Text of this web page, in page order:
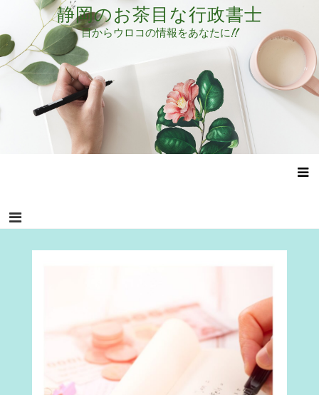
テ
ン
ツ
キ
静岡のお茶目な行政書士
目からウロコの情報をあなたに!!